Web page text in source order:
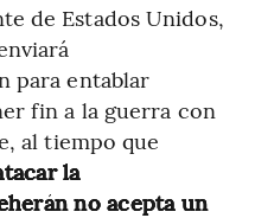
de Estados Unidos,
para entablar
fin a la guerra con
al tiempo que
la
no acepta un